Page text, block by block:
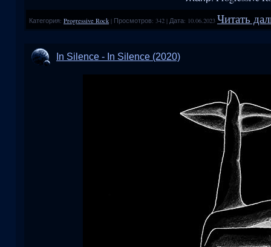
Категория: Progressive Rock | Просмотров: 342 | Дата: 10.06.2023 Читать
In Silence - In Silence (2020)